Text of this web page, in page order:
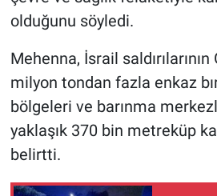
olduğunu söyledi.
Mehenna, İsrail
milyon tondan fazla enkaz
bölgeleri ve barınma
yaklaşık 370 bin metreküp
belirtti.